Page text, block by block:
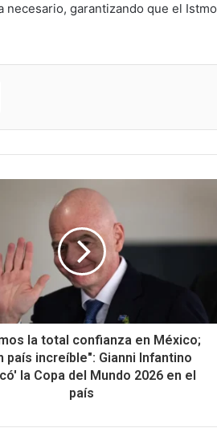
garantizando que el Istmo
la total confianza en México;
país increíble": Gianni Infantino
la Copa del Mundo 2026 en el
país